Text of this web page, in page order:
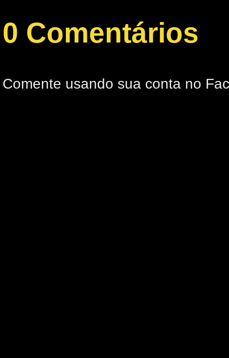
0 Comentários
Comente usando sua conta no